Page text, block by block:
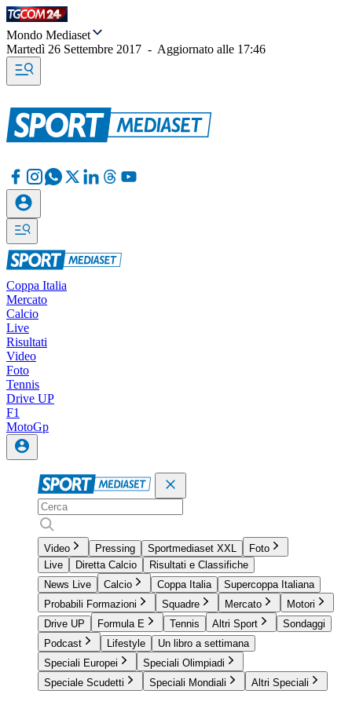
Mondo Mediaset
Martedì 26 Settembre 2017 - Aggiornato alle 17:46
Coppa Italia
Mercato
Calcio
Live
Risultati
Video
Foto
Tennis
Drive UP
F1
MotoGp
Video Pressing Sportmediaset XXL
Foto
Live
Diretta Calcio
Risultati e Classifiche
News Live
Calcio Coppa Italia
Supercoppa Italiana
Probabili Formazioni
Squadre Mercato
Motori
Drive UP
Formula E Tennis Altri Sport
Sondaggi
Podcast
Lifestyle
Un libro a settimana
Speciali Europei
Speciali Olimpiadi
Speciale Scudetti
Speciali Mondiali Altri Speciali